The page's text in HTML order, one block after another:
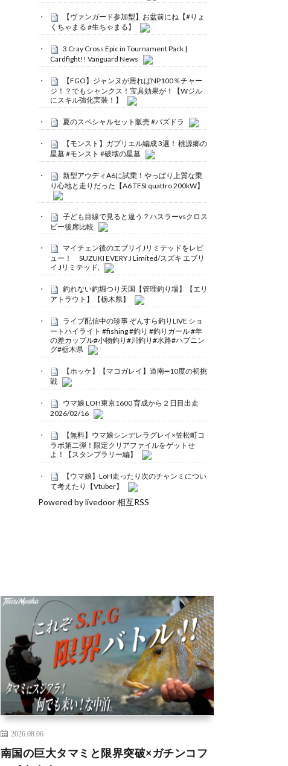
【ヴァンガード参加型】お盆前にね【#りょ
くちゃまる #生ちゃまる】
3 Cray Cross Epic in Tournament Pack |
Cardfight!! Vanguard News
【FGO】ジャンヌが居ればNP100％チャー
ジ！？でもシャンクス！宝具効果が！【Wジル
にスキル強化実装！】
夏のスペシャルセット販売 #パズドラ
【モンスト】ガブリエル編成 3選！ 桃源郷の
星墓 #モンスト #破壊の星墓
新型アウディA6に試乗！やっぱり上質な乗
り心地と走りだった【A6 TFSI quattro 200kW】
子ども目線で見ると違う？ハスラーvsクロス
ビー後席比較
マイチェン後のエブリイJリミテッドをレビ
ュー！ SUZUKI EVERY J Limited/スズキ エブリ
イ Jリミテッド,
釣れない釣堀つり天国【管理釣り場】【エリ
アトラウト】【栃木県】
ライブ配信中の珍事 ぞんすら釣りLIVE ショ
ートハイライト #fishing #釣り #釣りガール #年
の差カップル#小物釣り#川釣り#水路#ハプニン
グ#栃木県
【ホッケ】【マコガレイ】道南➖10度の初挑
戦
ウマ娘 LOH東京1600 育成から２日目出走
2026/02/16
【無料】ウマ娘シンデレラグレイ×笠松町コ
ラボ第二弾！限定クリアファイルをゲットせ
よ！【スタンプラリー編】
【ウマ娘】LoH走ったり次のチャンミについ
て考えたり【Vtuber】
Powered by livedoor 相互RSS
2026.08.06
南国の巨大タマミと限界突破×ガチンコフ